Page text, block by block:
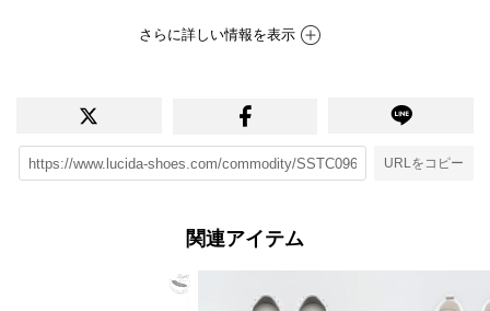
さらに詳しい情報を表示
URLをコピー
関連アイテム